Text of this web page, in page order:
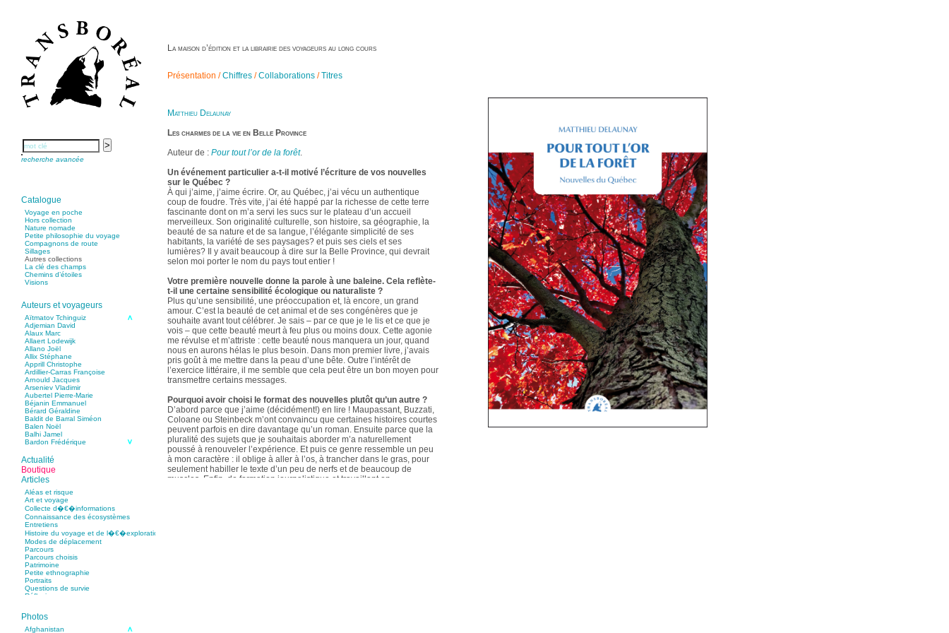
recherche avancée
Catalogue
Voyage en poche
Hors collection
Nature nomade
Petite philosophie du voyage
Compagnons de route
Sillages
Autres collections
La clé des champs
Chemins d’étoiles
Visions
Auteurs et voyageurs
Aïtmatov Tchinguiz
Adjemian David
Alaux Marc
Allaert Lodewijk
Allano Joël
Allix Stéphane
Apprill Christophe
Ardillier-Carras Françoise
Arnould Jacques
Arseniev Vladimir
Aubertel Pierre-Marie
Béjanin Emmanuel
Bérard Géraldine
Baldit de Barral Siméon
Balen Noël
Balhi Jamel
Bardon Frédérique
Bastide Fabien
Baudin Julie
Baujard Jacques
Bazin Sylvain
Bellanger Marc
Bellec Hervé
Belleville Régis
Benestar Géraldine
Benoist Yann
Bertrand Jordane
Bertrandy Antoine
Bezsonov Youri
Bideau Michel-Cosme
Billard Yannick
Blanchet Anne-Lise
Bluntzer Christophe
Bobin Mathieu
Boch Anne-Laure
Boch Julie
Boillot Henri
Bonnem Éric
Boudart Jean-Louis
Actualité
Boutique
Articles
Aléas et risque
Art et voyage
Collecte d�€�informations
Connaissance des écosystèmes
Entretiens
Histoire du voyage et de l�€�exploration
Modes de déplacement
Parcours
Parcours choisis
Patrimoine
Petite ethnographie
Portraits
Questions de survie
Réflexions
Photos
Afghanistan
La maison d’édition et la librairie des voyageurs au long cours
Présentation /Chiffres /Collaborations /Titres
Matthieu Delaunay
Les charmes de la vie en Belle Province
Auteur de : Pour tout l’or de la forêt.
Un événement particulier a-t-il motivé l’écriture de vos nouvelles
sur le Québec ?
À qui j’aime, j’aime écrire. Or, au Québec, j’ai vécu un authentique
coup de foudre. Très vite, j’ai été happé par la richesse de cette terre
fascinante dont on m’a servi les sucs sur le plateau d’un accueil
merveilleux. Son originalité culturelle, son histoire, sa géographie, la
beauté de sa nature et de sa langue, l’élégante simplicité de ses
habitants, la variété de ses paysages? et puis ses ciels et ses
lumières? Il y avait beaucoup à dire sur la Belle Province, qui devrait
selon moi porter le nom du pays tout entier !
Votre première nouvelle donne la parole à une baleine. Cela reflète-
t-il une certaine sensibilité écologique ou naturaliste ?
Plus qu’une sensibilité, une préoccupation et, là encore, un grand
amour. C’est la beauté de cet animal et de ses congénères que je
souhaite avant tout célébrer. Je sais – par ce que je le lis et ce que je
vois – que cette beauté meurt à feu plus ou moins doux. Cette agonie
me révulse et m’attriste : cette beauté nous manquera un jour, quand
nous en aurons hélas le plus besoin. Dans mon premier livre, j’avais
pris goût à me mettre dans la peau d’une bête. Outre l’intérêt de
l’exercice littéraire, il me semble que cela peut être un bon moyen pour
transmettre certains messages.
Pourquoi avoir choisi le format des nouvelles plutôt qu’un autre ?
D’abord parce que j’aime (décidément!) en lire ! Maupassant, Buzzati,
Coloane ou Steinbeck m’ont convaincu que certaines histoires courtes
peuvent parfois en dire davantage qu’un roman. Ensuite parce que la
pluralité des sujets que je souhaitais aborder m’a naturellement
poussé à renouveler l’expérience. Et puis ce genre ressemble un peu
à mon caractère : il oblige à aller à l’os, à trancher dans le gras, pour
seulement habiller le texte d’un peu de nerfs et de beaucoup de
muscles. Enfin, de formation journalistique et travaillant en